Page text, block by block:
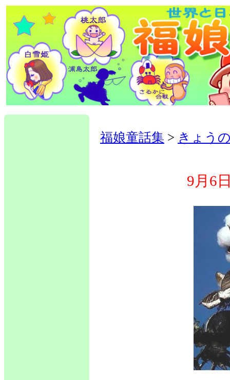
福娘童話集 > きょう
9月6